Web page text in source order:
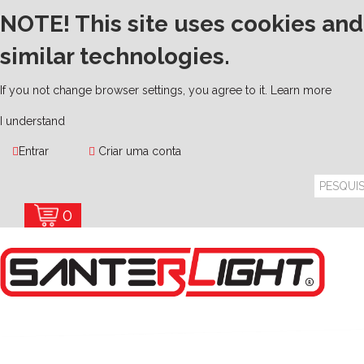
NOTE! This site uses cookies and
similar technologies.
If you not change browser settings, you agree to it. Learn more
I understand
Entrar Criar uma conta
0